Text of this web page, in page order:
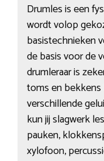
Drumles is een
wordt volop
basistechnieken
de basis voor de
drumleraar is
toms en
verschillende
kun jij slagwerk
pauken,
xylofoon,